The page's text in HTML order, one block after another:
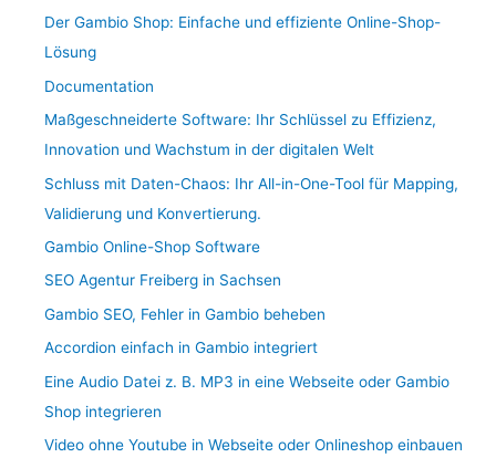
Der Gambio Shop: Einfache und effiziente Online-Shop-
Lösung
Documentation
Maßgeschneiderte Software: Ihr Schlüssel zu Effizienz,
Innovation und Wachstum in der digitalen Welt
Schluss mit Daten-Chaos: Ihr All-in-One-Tool für Mapping,
Validierung und Konvertierung.
Gambio Online-Shop Software
SEO Agentur Freiberg in Sachsen
Gambio SEO, Fehler in Gambio beheben
Accordion einfach in Gambio integriert
Eine Audio Datei z. B. MP3 in eine Webseite oder Gambio
Shop integrieren
Video ohne Youtube in Webseite oder Onlineshop einbauen